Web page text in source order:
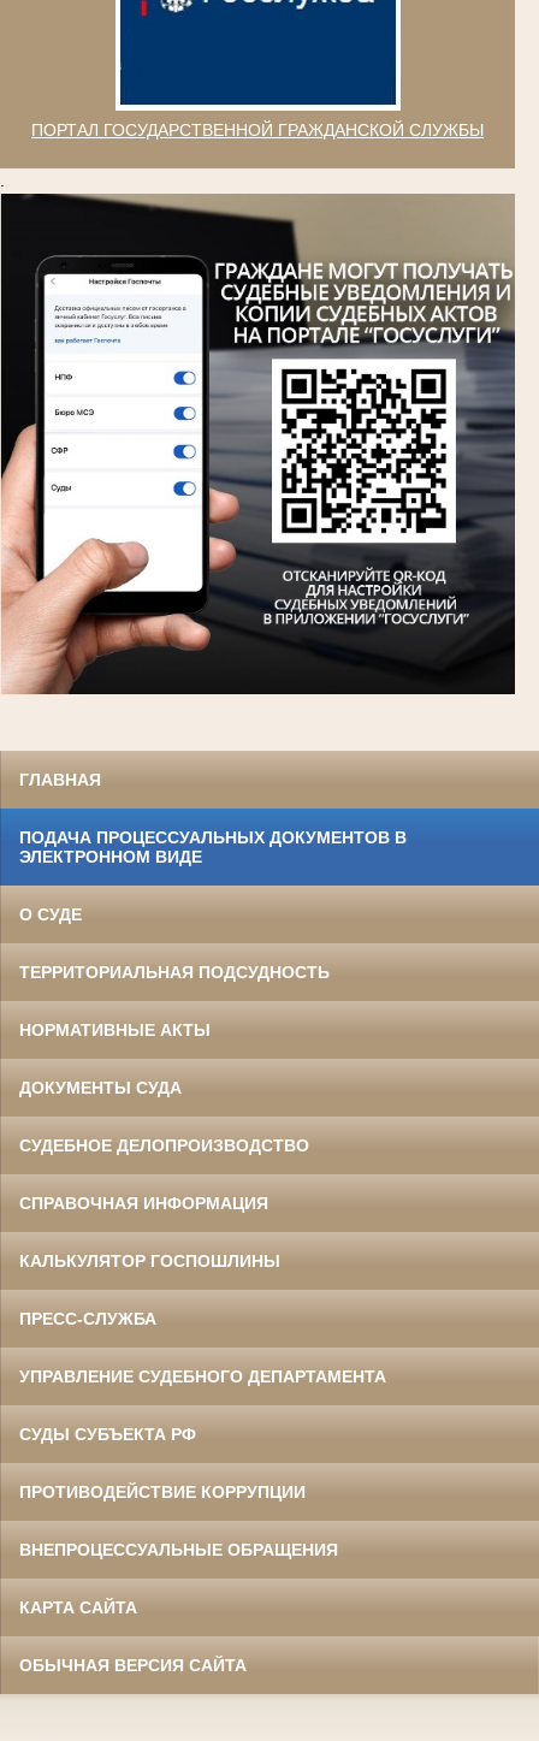
ПОРТАЛ ГОСУДАРСТВЕННОЙ ГРАЖДАНСКОЙ СЛУЖБЫ
ГЛАВНАЯ
ПОДАЧА ПРОЦЕССУАЛЬНЫХ ДОКУМЕНТОВ В
ЭЛЕКТРОННОМ ВИДЕ
О СУДЕ
ТЕРРИТОРИАЛЬНАЯ ПОДСУДНОСТЬ
НОРМАТИВНЫЕ АКТЫ
ДОКУМЕНТЫ СУДА
СУДЕБНОЕ ДЕЛОПРОИЗВОДСТВО
СПРАВОЧНАЯ ИНФОРМАЦИЯ
КАЛЬКУЛЯТОР ГОСПОШЛИНЫ
ПРЕСС-СЛУЖБА
УПРАВЛЕНИЕ СУДЕБНОГО ДЕПАРТАМЕНТА
СУДЫ СУБЪЕКТА РФ
ПРОТИВОДЕЙСТВИЕ КОРРУПЦИИ
ВНЕПРОЦЕССУАЛЬНЫЕ ОБРАЩЕНИЯ
КАРТА САЙТА
ОБЫЧНАЯ ВЕРСИЯ САЙТА